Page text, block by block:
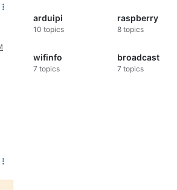
arduipi
10 topics
raspberry
8topics
wifinfo
7 topics
broadcast
7 topics